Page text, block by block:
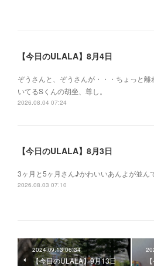
【今日のULALA】8月4日
ぞうさんと、ぞうさんが・・・ちょっと離
いてるSくんの胡坐、尊し。
2026.08.04 07:24
【今日のULALA】8月3日
3ヶ月と5ヶ月さん♪かわいいあんよが並ん
2026.08.03 07:10
2024.09.13 06:34
【今日のULALA】9月13日